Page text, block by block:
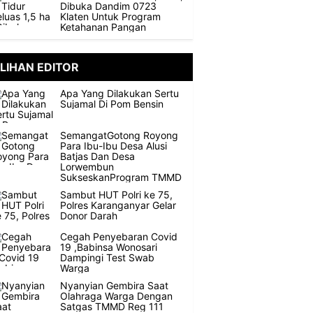
Dibuka Dandim 0723
Klaten Untuk Program
Ketahanan Pangan
EDITOR
Apa Yang Dilakukan Sertu
Sujamal Di Pom Bensin
SemangatGotong Royong
Para Ibu-Ibu Desa Alusi
Batjas Dan Desa
Lorwembun
SukseskanProgram TMMD
Sambut HUT Polri ke 75,
Polres Karanganyar Gelar
Donor Darah
Cegah Penyebaran Covid
19 ,Babinsa Wonosari
Dampingi Test Swab
Warga
Nyanyian Gembira Saat
Olahraga Warga Dengan
Satgas TMMD Reg 111